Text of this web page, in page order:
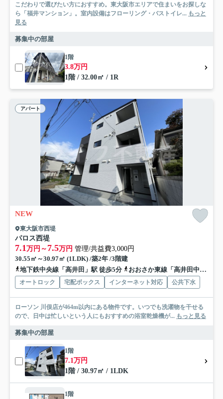
こだわりで選びたい方におすすめ。東大阪市エリアで住まいをお探しな
ら「福井マンション」。室内設備はフローリング・バストイレ... もっと
見る
募集中の部屋
1階
3.8万円
1階 / 32.00㎡ / 1R
アパート
NEW
東大阪市西堤
パロス西堤
7.1 万円～ 7.5万円 管理/共益費3,000円
30.55㎡～30.97㎡ (1LDK) /築2年 /3階建
地下鉄中央線「高井田」駅 徒歩5分
おおさか東線「高井田中央」駅 徒歩7分
オートロック 宅配ボックス インターネット対応 公共下水
ローソン 川俣店が464m以内にある物件です。いつでも洗濯物を干せる
ので、日中は忙しいという人にもおすすめの浴室乾燥機が... もっと見る
募集中の部屋
1階
7.1万円
1階 / 30.97㎡ / 1LDK
1階